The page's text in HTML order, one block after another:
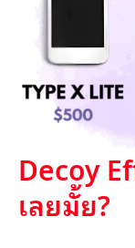
Decoy
เลยมั้ย?